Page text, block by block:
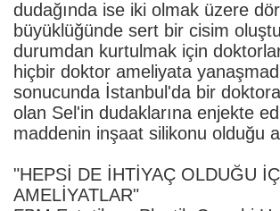
dudağında ise iki olmak üzere
büyüklüğünde sert bir cisim
durumdan kurtulmak için
hiçbir doktor ameliyata
sonucunda İstanbul'da bir
olan Sel'in dudaklarına enjekte
maddenin inşaat silikonu olduğu
"HEPSİ DE İHTİYAÇ OLDUĞU
AMELİYATLAR"